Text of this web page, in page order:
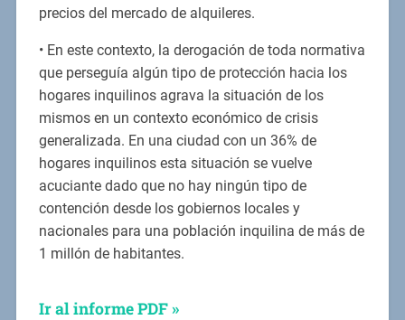
precios del mercado de alquileres.
• En este contexto, la derogación de toda normativa
que perseguía algún tipo de protección hacia los
hogares inquilinos agrava la situación de los
mismos en un contexto económico de crisis
generalizada. En una ciudad con un 36% de
hogares inquilinos esta situación se vuelve
acuciante dado que no hay ningún tipo de
contención desde los gobiernos locales y
nacionales para una población inquilina de más de
1 millón de habitantes.
Ir al informe PDF »